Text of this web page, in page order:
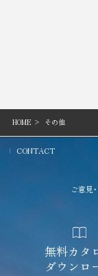
HOME その他
CONTACT
ご意見
無料カタ
ダウンロ